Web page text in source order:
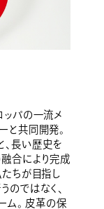
ッパの一流メ
と共同開発。
長い歴史を
合により完成
たちが目指し
ではなく、
ム。 皮革の保